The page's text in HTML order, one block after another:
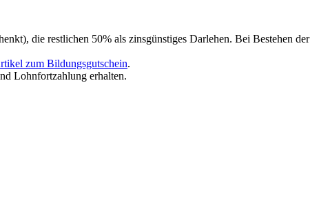
die restlichen 50% als zinsgünstiges Darlehen. Bei Bestehen der
zum Bildungsgutschein.
Lohnfortzahlung erhalten.